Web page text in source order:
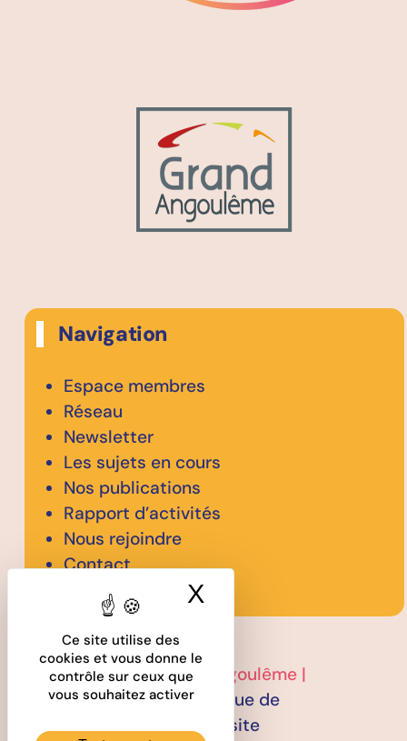
Ce site utilise des
cookies et vous donne le
contrôle sur ceux que
vous souhaitez activer
X
Navigation
Espace membres
Réseau
Newsletter
Les sujets en cours
Nos publications
Rapport d’activités
Nous rejoindre
Contact
2026 © CODEV GrandAngoulême |
Mentions légales–Politique de
Plan du site